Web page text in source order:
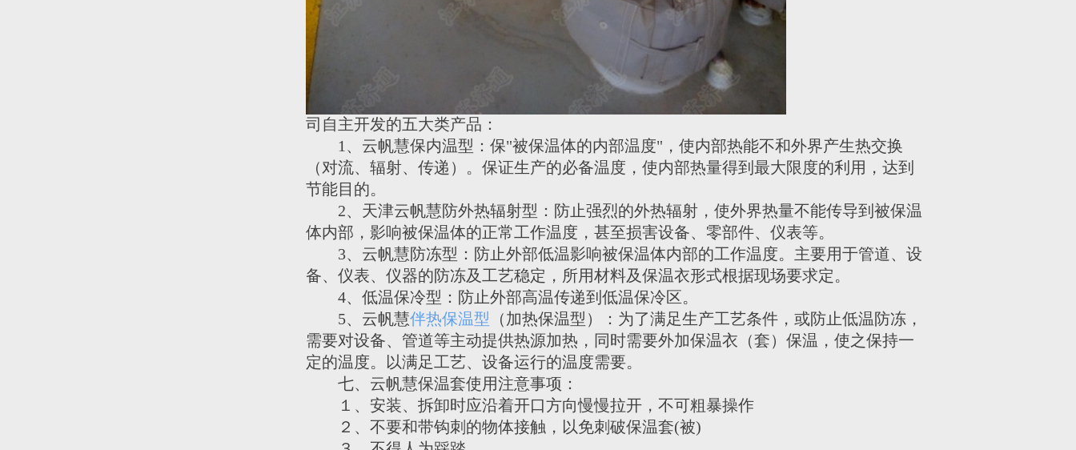
司自主开发的五大类产品：
1、云帆慧保内温型：保"被保温体的内部温度"，使内部热能不和外界产生热交换
（对流、辐射、传递）。保证生产的必备温度，使内部热量得到最大限度的利用，达到
节能目的。
2、天津云帆慧防外热辐射型：防止强烈的外热辐射，使外界热量不能传导到被保温
体内部，影响被保温体的正常工作温度，甚至损害设备、零部件、仪表等。
3、云帆慧防冻型：防止外部低温影响被保温体内部的工作温度。主要用于管道、设
备、仪表、仪器的防冻及工艺稳定，所用材料及保温衣形式根据现场要求定。
4、低温保冷型：防止外部高温传递到低温保冷区。
5、云帆慧伴热保温型 （加热保温型）：为了满足生产工艺条件，或防止低温防冻，
需要对设备、管道等主动提供热源加热，同时需要外加保温衣（套）保温，使之保持一
定的温度。以满足工艺、设备运行的温度需要。
七、云帆慧保温套使用注意事项：
１、安装、拆卸时应沿着开口方向慢慢拉开，不可粗暴操作
２、不要和带钩刺的物体接触，以免刺破保温套(被)